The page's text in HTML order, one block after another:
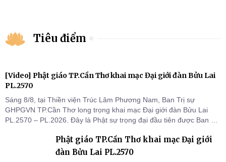
Tiêu điểm
[Video] Phật giáo TP.Cần Thơ khai mạc Đại giới đàn Bửu Lai
PL.2570
Sáng 8/8, tại Thiền viện Trúc Lâm Phương Nam, Ban Trị sự
GHPGVN TP.Cần Thơ long trọng khai mạc Đại giới đàn Bửu Lai
PL.2570 – PL.2026. Đây là Phật sự trọng đại đầu tiên được Ban Trị
thứ I, thể hiện sự quan tâm đối với công tác truyền giới, đào tạo
Tăng tài và tiếp nối mạng mạch Tăng-g
Phật giáo TP.Cần Thơ khai mạc Đại giới
đàn Bửu Lai PL.2570